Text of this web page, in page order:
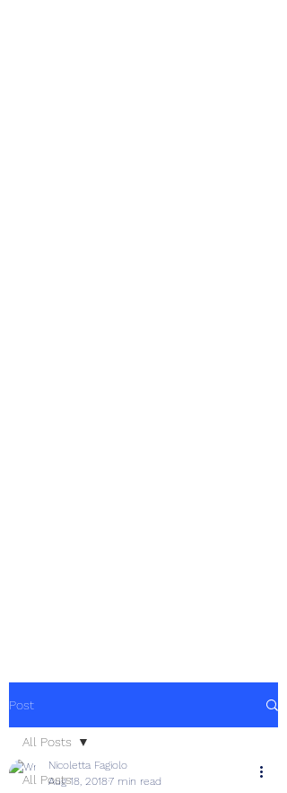
Post
All Posts
All Posts
Nicoletta Fagiolo
Aug 18, 20187 min read